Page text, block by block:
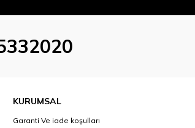
KURUMSAL
Garanti Ve iade koşulları